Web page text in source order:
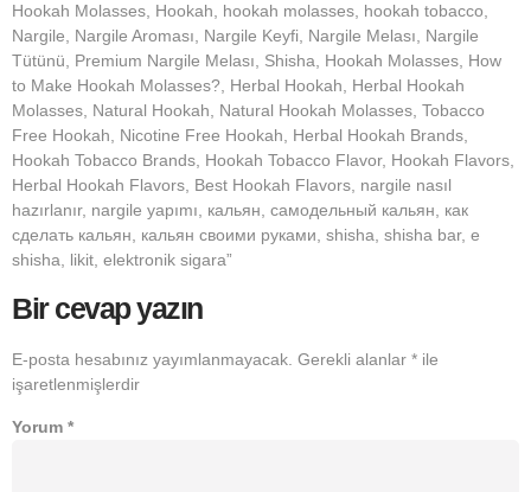
Hookah Molasses, Hookah, hookah molasses, hookah tobacco,
Nargile, Nargile Aroması, Nargile Keyfi, Nargile Melası, Nargile
Tütünü, Premium Nargile Melası, Shisha, Hookah Molasses, How
to Make Hookah Molasses?, Herbal Hookah, Herbal Hookah
Molasses, Natural Hookah, Natural Hookah Molasses, Tobacco
Free Hookah, Nicotine Free Hookah, Herbal Hookah Brands,
Hookah Tobacco Brands, Hookah Tobacco Flavor, Hookah Flavors,
Herbal Hookah Flavors, Best Hookah Flavors, nargile nasıl
hazırlanır, nargile yapımı, кальян, самодельный кальян, как
сделать кальян, кальян своими руками, shisha, shisha bar, e
shisha, likit, elektronik sigara”
Bir cevap yazın
E-posta hesabınız yayımlanmayacak. Gerekli alanlar * ile
işaretlenmişlerdir
Yorum *